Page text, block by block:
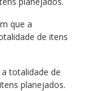
que a
de itens
totalidade de
planejados.